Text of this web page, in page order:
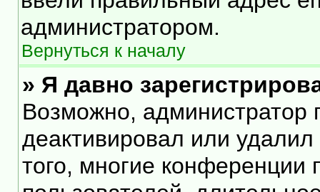
администратором.
Вернуться к началу
» Я давно
Возможно, администратор
деактивировал или
того, многие конференции